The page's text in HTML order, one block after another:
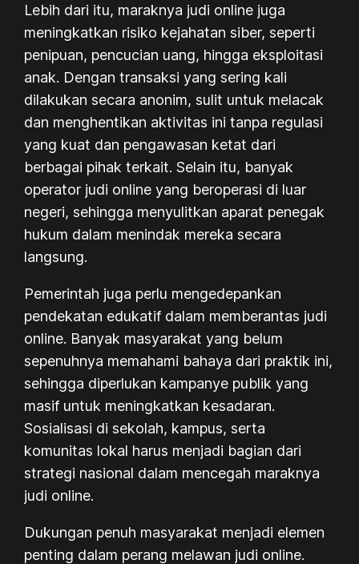
Lebih dari itu, maraknya judi online juga
meningkatkan risiko kejahatan siber, seperti
penipuan, pencucian uang, hingga eksploitasi
anak. Dengan transaksi yang sering kali
dilakukan secara anonim, sulit untuk melacak
dan menghentikan aktivitas ini tanpa regulasi
yang kuat dan pengawasan ketat dari
berbagai pihak terkait. Selain itu, banyak
operator judi online yang beroperasi di luar
negeri, sehingga menyulitkan aparat penegak
hukum dalam menindak mereka secara
langsung.
Pemerintah juga perlu mengedepankan
pendekatan edukatif dalam memberantas judi
online. Banyak masyarakat yang belum
sepenuhnya memahami bahaya dari praktik ini,
sehingga diperlukan kampanye publik yang
masif untuk meningkatkan kesadaran.
Sosialisasi di sekolah, kampus, serta
komunitas lokal harus menjadi bagian dari
strategi nasional dalam mencegah maraknya
judi online.
Dukungan penuh masyarakat menjadi elemen
penting dalam perang melawan judi online.